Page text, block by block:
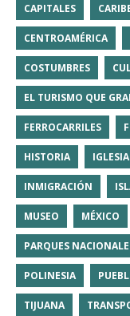
CAPITALES
CENTROAMÉRICA
COSTUMBRES
EL TURISMO QUE
FERROCARRILES
HISTORIA
INMIGRACIÓN
MUSEO MÉXICO
PARQUES
POLINESIA
TIJUANA